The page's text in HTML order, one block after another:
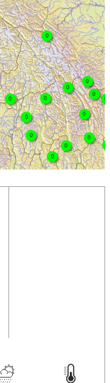
0
0
0
0
0
0
0
0
0
0
0
0
0